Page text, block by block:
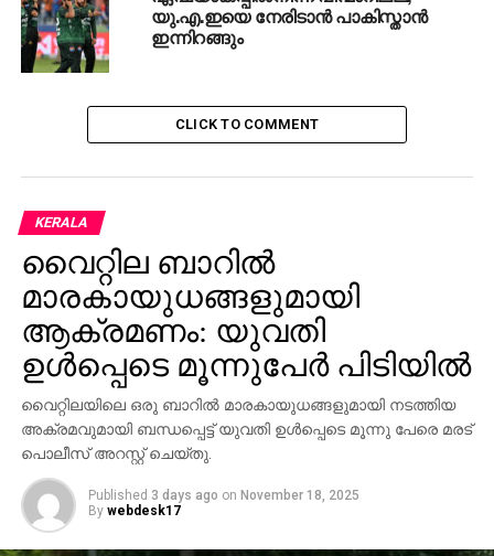
RELATED TOPICS: EXPO UAE
ഇസ്‌റാഅ്-മിഅ്‌റാജ്: 13നും 14നും യുഎഇയില്‍
കെ.ടി ജലീലിന് കെ.എം. ഷാജിയുടെ മറുപടി
യു.എ.ഇയെ നേരിടാന്‍ പാകിസ്താന്‍
ഇന്നിറങ്ങും
CLICK TO COMMENT
KERALA
വൈറ്റില ബാറില്‍
മാരകായുധങ്ങളുമായി
ആക്രമണം: യുവതി
ഉള്‍പ്പെടെ മൂന്നുപേര്‍ പിടിയില്‍
വൈറ്റിലയിലെ ഒരു ബാറില്‍ മാരകായുധങ്ങളുമായി നടത്തിയ
അക്രമവുമായി ബന്ധപ്പെട്ട് യുവതി ഉള്‍പ്പെടെ മൂന്നു പേരെ മരട്
പൊലീസ് അറസ്റ്റ് ചെയ്തു.
Published 3 days ago on November 18, 2025
By webdesk17